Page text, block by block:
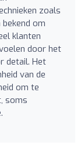
zoals
om
klanten
door het
detail. Het
van de
om te
soms